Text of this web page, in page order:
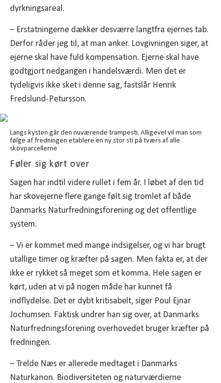
dyrkningsareal.
– Erstatningerne dækker desværre langtfra ejernes tab.
Derfor råder jeg til, at man anker. Lovgivningen siger, at
ejerne skal have fuld kompensation. Ejerne skal have
godtgjort nedgangen i handelsværdi. Men det er
tydeligvis ikke sket i denne sag, fastslår Henrik
Fredslund-Petursson.
Langs kysten går den nuværende trampesti. Alligevel vil man som
følge af fredningen etablere en ny stor sti på tværs af alle
skovparcellerne
Føler sig kørt over
Sagen har indtil videre rullet i fem år. I løbet af den tid
har skovejerne flere gange følt sig tromlet af både
Danmarks Naturfredningsforening og det offentlige
system.
– Vi er kommet med mange indsigelser, og vi har brugt
utallige timer og kræfter på sagen. Men fakta er, at der
ikke er rykket så meget som et komma. Hele sagen er
kørt, uden at vi på nogen måde har kunnet få
indflydelse. Det er dybt kritisabelt, siger Poul Ejnar
Jochumsen. Faktisk undrer han sig over, at Danmarks
Naturfredningsforening overhovedet bruger kræfter på
fredningen.
– Trelde Næs er allerede medtaget i Danmarks
Naturkanon. Biodiversiteten og naturværdierne